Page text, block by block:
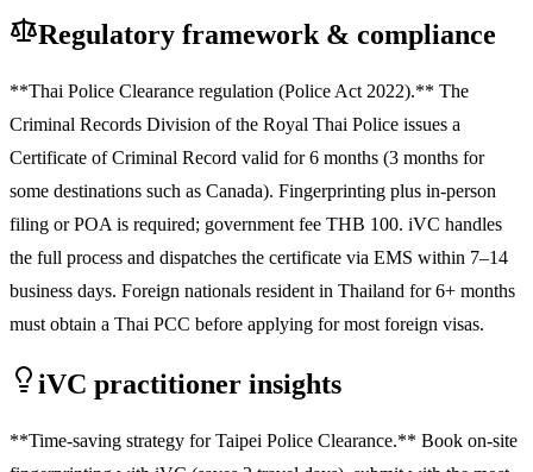
Regulatory framework & compliance
**Thai Police Clearance regulation (Police Act 2022).** The
Criminal Records Division of the Royal Thai Police issues a
Certificate of Criminal Record valid for 6 months (3 months for
some destinations such as Canada). Fingerprinting plus in-person
filing or POA is required; government fee THB 100. iVC handles
the full process and dispatches the certificate via EMS within 7–14
business days. Foreign nationals resident in Thailand for 6+ months
must obtain a Thai PCC before applying for most foreign visas.
iVC practitioner insights
**Time-saving strategy for Taipei Police Clearance.** Book on-site